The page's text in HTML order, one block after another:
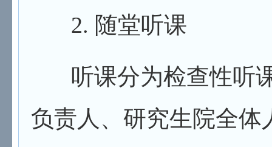
2. 随堂听课
听课分为检查性听
负责人、研究生院全